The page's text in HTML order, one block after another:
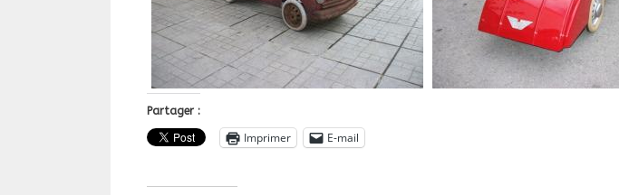
Partager :
Imprimer E-mail